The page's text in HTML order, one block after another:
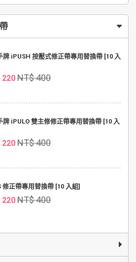
牌 iPUSH 按壓式修正帶專用替換帶 [10 入
220 NT$ 400
牌 iPULO 雙主修修正帶專用替換帶 [10 入
220 NT$ 400
修正帶專用替換帶 [10 入組]
220 NT$ 400